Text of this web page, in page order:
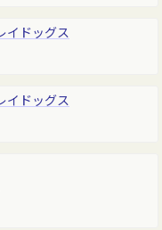
イドッグス
イドッグス